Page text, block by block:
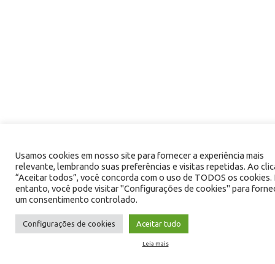
Usamos cookies em nosso site para fornecer a experiência mais
relevante, lembrando suas preferências e visitas repetidas. Ao
“Aceitar todos”, você concorda com o uso de TODOS os cookies.
entanto, você pode visitar "Configurações de cookies" para
um consentimento controlado.
Configurações de cookies Aceitar tudo
Leia mais